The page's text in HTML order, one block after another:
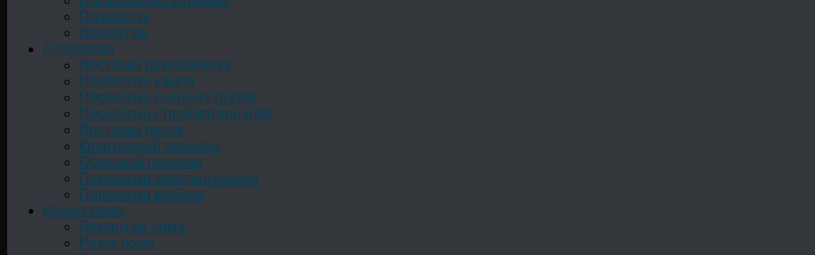
Позвонить
Демонтаж
Перевозка
Доставка ракушечника
Перевозка камня
Перевозка сыпучих грузов
Перевозка стройматериалов
Доставка песка
Квартирный переезд
Офисный переезд
Перевозка электротехники
Перевозка мебели
Вывоз лома
Демонтаж лома
Резка лома